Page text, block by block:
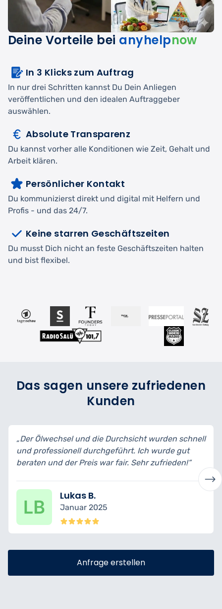
Deine Vorteile bei anyhelpnow
In 3 Klicks zum Auftrag
In nur drei Schritten kannst Du Dein Anliegen
veröffentlichen und den idealen Auftraggeber
auswählen.
Absolute Transparenz
Du kannst vorher alle Konditionen wie Zeit, Gehalt und
Arbeit klären.
Persönlicher Kontakt
Du kommunizierst direkt und digital mit Helfern und
Profis - und das 24/7.
Keine starren Geschäftszeiten
Du musst Dich nicht an feste Geschäftszeiten halten
und bist flexibel.
Das sagen unsere zufriedenen
Kunden
„Der Ölwechsel und die Durchsicht wurden schnell
und professionell durchgeführt. Ich wurde gut
beraten und der Preis war fair. Sehr zufrieden!“
Lukas B.
Januar 2025
Anfrage erstellen